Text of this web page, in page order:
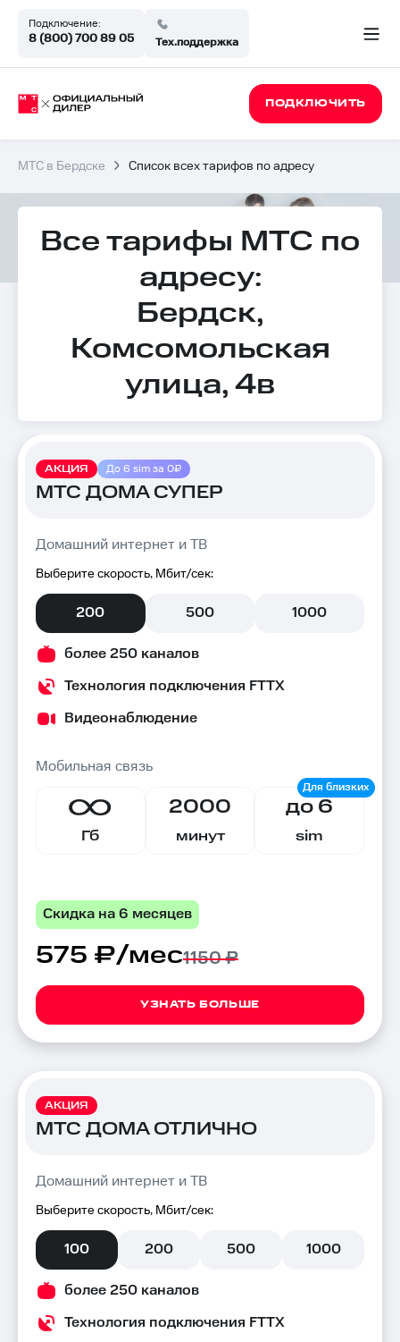
Подключение:
8 (800) 700 89 05 Тех.поддержка
ПОДКЛЮЧИТЬ
МТС в Бердске Список всех тарифов по адресу
Все тарифы МТС по
адресу:
Бердск,
Комсомольская
улица, 4в
АКЦИЯ До 6 sim за 0₽
МТС ДОМА СУПЕР
Домашний интернет и ТВ
Выберите скорость, Мбит/сек:
200 500 1000
более 250 каналов
Технология подключения FTTX
Видеонаблюдение
Мобильная связь
Гб
2000
минут
до 6
sim
Скидка на 6 месяцев
575 ₽/мес1150 ₽
УЗНАТЬ БОЛЬШЕ
АКЦИЯ
МТС ДОМА ОТЛИЧНО
Домашний интернет и ТВ
Выберите скорость, Мбит/сек:
100 200 500 1000
более 250 каналов
Технология подключения FTTX